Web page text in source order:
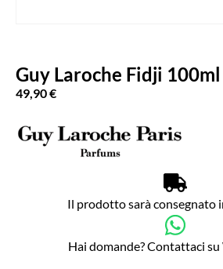
Guy Laroche Fidji 100ml
49,90€
Il prodotto sarà consegnato
Hai domande? Contattaci